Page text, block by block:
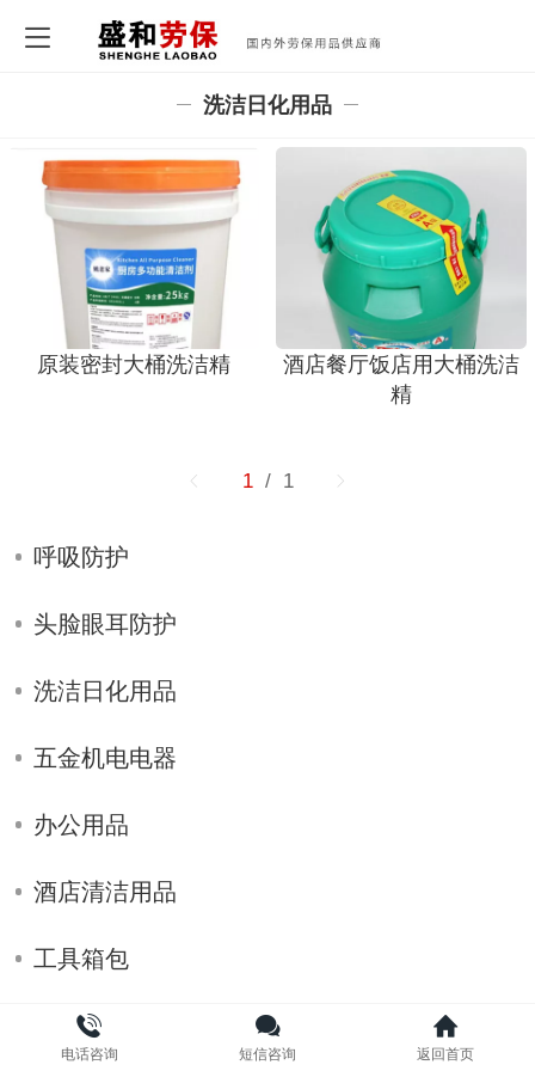
洗洁日化用品
原装密封大桶洗洁精
酒店餐厅饭店用大桶洗洁
精
1 / 1
呼吸防护
头脸眼耳防护
洗洁日化用品
五金机电电器
办公用品
酒店清洁用品
工具箱包
户外装备
电话咨询 短信咨询 返回首页